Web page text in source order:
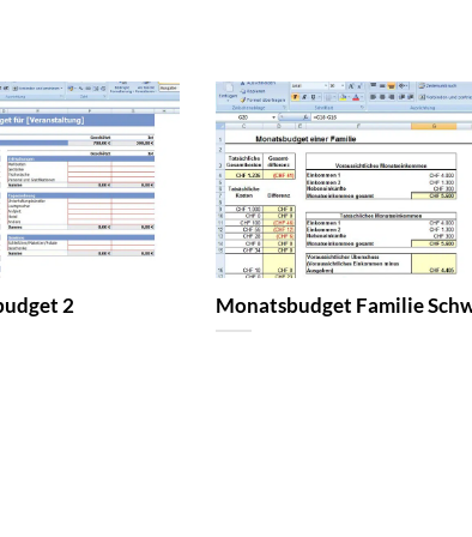
2 Monatsbudget Familie